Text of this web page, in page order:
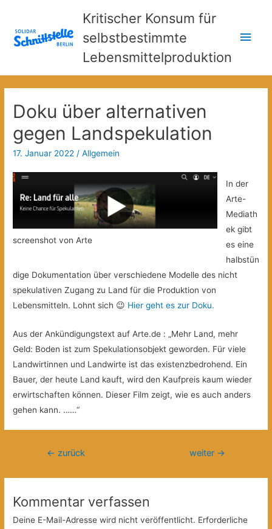
Kritischer Konsum für
selbstbestimmte
Lebensmittelproduktion
Doku über alternativen
gegen Landspekulation
17. Januar 2022 /Allgemein
screenshot von Arte
In der
Arte-
Mediath
ek gibt
es eine
halbstün
dige Dokumentation über verschiedene Modelle des nicht
spekulativen Zugang zu Land für die Produktion von
Lebensmitteln. Lohnt sich 😉 Hier geht es zur Doku.
Aus der Ankündigungstext auf Arte.de : „Mehr Land, mehr
Geld: Boden ist zum Spekulationsobjekt geworden. Für viele
Landwirtinnen und Landwirte ist das existenzbedrohend. Ein
Bauer, der heute Land kauft, wird den Kaufpreis kaum wieder
erwirtschaften können. Dieser Film zeigt, wie es auch anders
gehen kann. ……“
Beitragsnavigation
← zurück weiter →
Kommentar verfassen
Deine E-Mail-Adresse wird nicht veröffentlicht. Erforderliche